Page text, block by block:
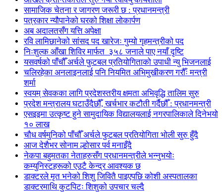
सामाजिक चेतना र जागरण जरूरी छ : प्रधानमन्त्री
पत्रकार न्यौपानेको घरको शिक्षा लोकार्पण
अब अदालतसँग यत्ति अपेक्षा
रवि लामिछानेको सांसद पद खारेजः गुम्यो गृहमन्त्रीको पद
निःशुल्क आँखा शिविर मार्फत ३५८ जनाले पाए नयाँ दृष्टि
यसवर्षको पाँचौँ अर्चले फुटबल प्रतियोगिताको उपाधी न्यु भिजनलाई
चलिरहेका अनलाइनलाई पनि नियमित अभिमुखीकरण गरौँः मन्त्री
शर्मा
स्वयम् सेवकका लागि प्रदेशस्तरीय क्षमता अभिवृद्धि तालिम सुरु
प्रदेश मन्त्रालय घटाउँदैछौँ, खर्चभार कटौती गर्दैछौँ : प्रधानमन्त्री
एसइइमा उत्कृष्ट हुने सामुदायिक विद्यालयलाई नगरपालिकाले दिनेभयो
१० लाख
चौध वर्षमुनिको पाँचौँ अर्चले फुटबल प्रतियोगिता भोली सुरु हुँदै
आज देशैभर सोनाम ल्होसार पर्व मनाइँदै
नेकपा बहुमतका नेताहरुसँग प्रधानमन्त्रीले भन्नुभयोः
कम्युनिस्टहरूको एउटै केन्द्र आवश्यक छ
डाक्टरले मृत भनेको शिशु जिवितै पाइएपछि कोशी अस्पतालका
डाक्टरमाथि कुटपिटः शिशुको उपचार चल्दै